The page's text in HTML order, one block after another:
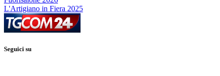
L'Artigiano in Fiera 2025
Seguici su